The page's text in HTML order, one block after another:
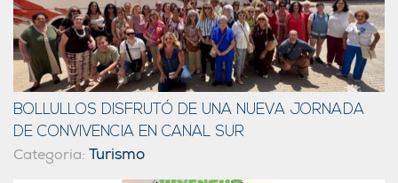
BOLLULLOS DISFRUTÓ DE UNA NUEVA JORNADA
DE CONVIVENCIA EN CANAL SUR
Categoria: Turismo